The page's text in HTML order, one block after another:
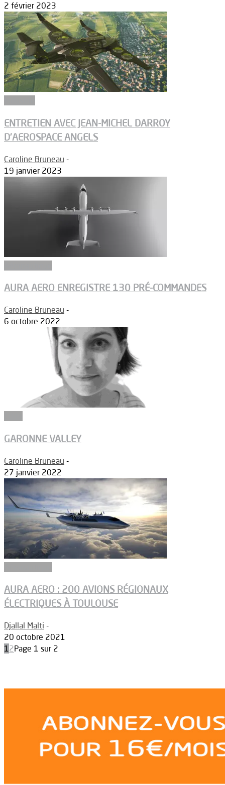
2 février 2023
ENTRETIEN AVEC JEAN-MICHEL DARROY
D’AEROSPACE ANGELS
Caroline Bruneau -
19 janvier 2023
AURA AERO ENREGISTRE 130 PRÉ-COMMANDES
Caroline Bruneau -
6 octobre 2022
GARONNE VALLEY
Caroline Bruneau -
27 janvier 2022
AURA AERO : 200 AVIONS RÉGIONAUX
ÉLECTRIQUES À TOULOUSE
Djallal Malti -
20 octobre 2021
12Page 1 sur 2